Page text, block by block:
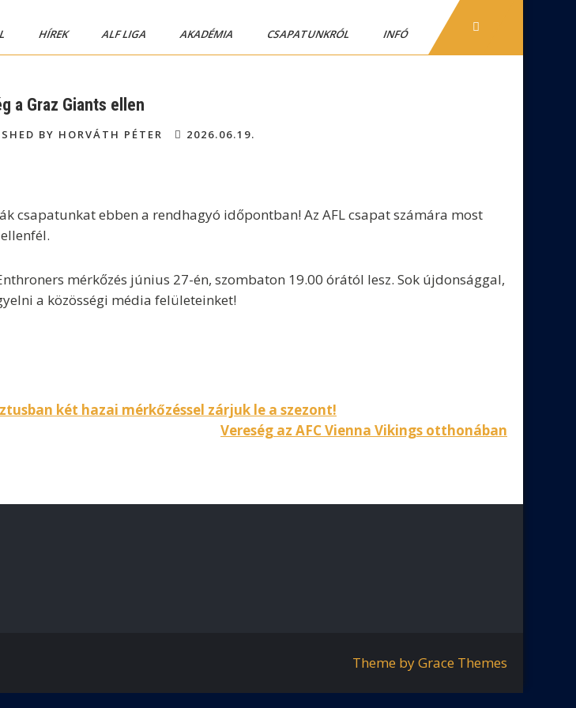
HÍREK ALF LIGA AKADÉMIA CSAPATUNKRÓL INFÓ
a Graz Giants ellen
BY HORVÁTH PÉTER 2026.06.19.
csapatunkat ebben a rendhagyó időpontban! Az AFL csapat számára most
mérkőzés június 27-én, szombaton 19.00 órától lesz. Sok újdonsággal,
a közösségi média felületeinket!
két hazai mérkőzéssel zárjuk le a szezont!
Vereség az AFC Vienna Vikings otthonában
Theme by Grace Themes